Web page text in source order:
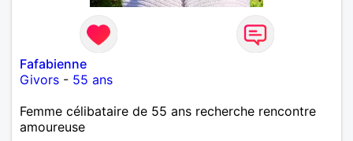
Fafabienne
Givors - 55 ans
Femme célibataire de 55 ans recherche rencontre
amoureuse